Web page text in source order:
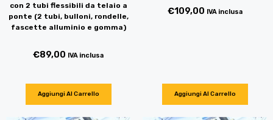
con 2 tubi flessibili da telaio a
ponte (2 tubi, bulloni, rondelle,
fascette alluminio e gomma)
€89,00 IVA inclusa
Aggiungi Al Carrello
€109,00 IVA inclusa
Aggiungi Al Carrello